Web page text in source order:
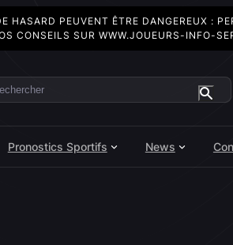
HASARD PEUVENT ÊTRE DANGEREUX :
CONSEILS SUR WWW.JOUEURS-INFO-
Pronostics Sportifs News